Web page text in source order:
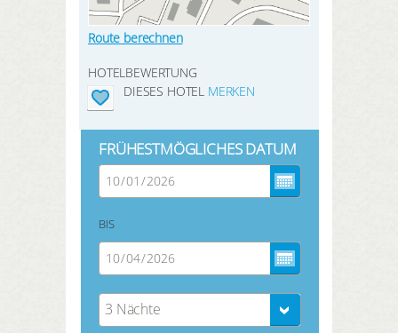
ANMELDEN
Route berechnen
HOTELBEWERTUNG
DIESES HOTEL MERKEN
FRÜHESTMÖGLICHES DATUM
BIS
3 Nächte